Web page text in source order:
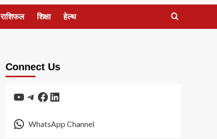
राशिफल शिक्षा हेल्थ
Connect Us
YouTube
Telegram
Facebook
LinkedIn
WhatsApp Channel